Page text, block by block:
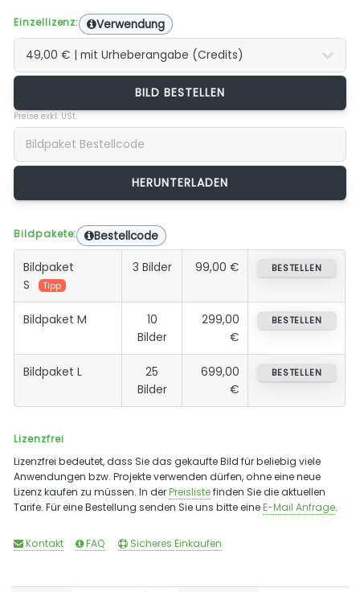
Einzellizenz: Verwendung
BILD BESTELLEN
Preise exkl. USt.
Bildpakete: Bestellcode
Bildpaket
S
Tipp
3 Bilder 99,00 € BESTELLEN
Bildpaket M
10
Bilder
299,00
€
BESTELLEN
Bildpaket L
25
Bilder
699,00
€
BESTELLEN
Lizenzfrei
Lizenzfrei bedeutet, dass Sie das gekaufte Bild für beliebig viele
Anwendungen bzw. Projekte verwenden dürfen, ohne eine neue
Lizenz kaufen zu müssen. In derPreislistefinden Sie die aktuellen
Tarife. Für eine Bestellung senden Sie uns bitte eineE-Mail Anfrage.
Kontakt FAQ Sicheres Einkaufen